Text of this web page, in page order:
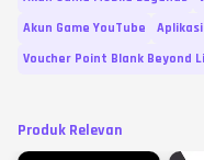
Akun Game YouTube
Voucher Point Blank Beyond
Produk Relevan